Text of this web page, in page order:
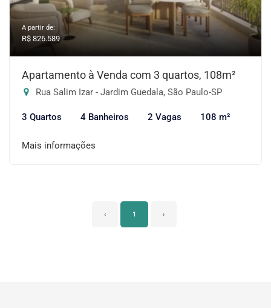
A partir de:
R$ 826.589
Apartamento à Venda com 3 quartos, 108m²
Rua Salim Izar - Jardim Guedala, São Paulo-SP
3 Quartos 4 Banheiros 2 Vagas 108 m²
Mais informações
‹ 1 ›